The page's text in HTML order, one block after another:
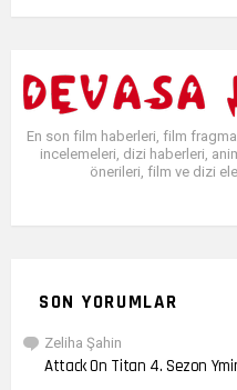
En son film haberleri, film
incelemeleri, dizi haberleri,
önerileri, film ve dizi
SON YORUMLAR
Zeliha Şahin
Attack On Titan 4. Sezon